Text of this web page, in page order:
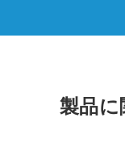
製品